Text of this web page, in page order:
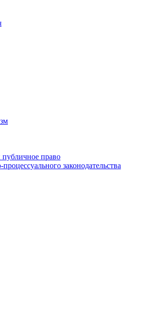
право
законодательства